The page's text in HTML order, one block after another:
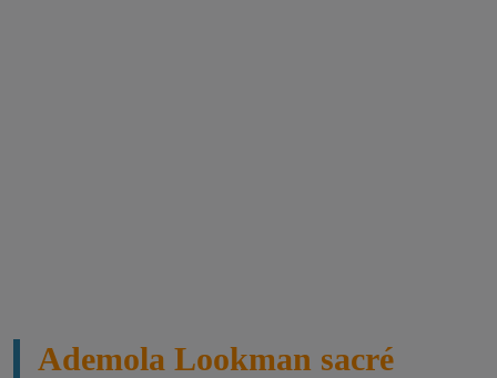
Ademola Lookman sacré